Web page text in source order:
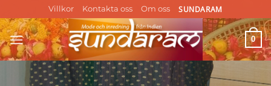
to
content
Villkor Kontakta oss Om oss SUNDARAM
0